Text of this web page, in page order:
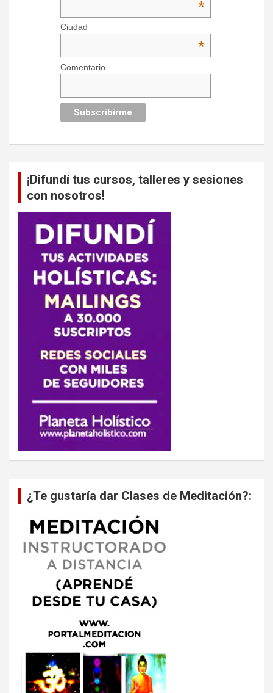
*
Ciudad
*
Comentario
¡Difundí tus cursos, talleres y sesiones
con nosotros!
¿Te gustaría dar Clases de Meditación?: